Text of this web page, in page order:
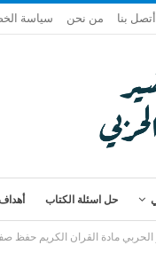
أتصل بنا من نحن سياسة
حل اسئلة الكتاب
الحربي مادة القران الكريم